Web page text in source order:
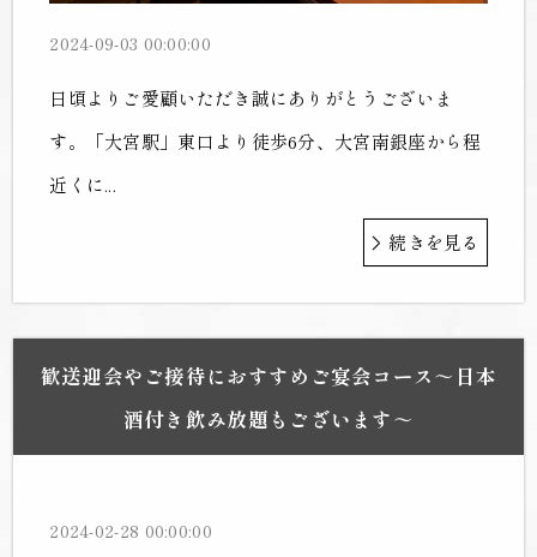
2024-09-03 00:00:00
日頃よりご愛顧いただき誠にありがとうございま
す。「大宮駅」東口より徒歩6分、大宮南銀座から程
近くに...
続きを見る
歓送迎会やご接待におすすめご宴会コース～日本
酒付き飲み放題もございます～
2024-02-28 00:00:00